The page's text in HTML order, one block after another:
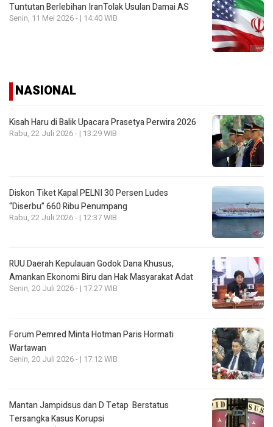
Tuntutan Berlebihan IranTolak Usulan Damai AS
Senin, 11 Mei 2026 - | 14:40 WIB
NASIONAL
Kisah Haru di Balik Upacara Prasetya Perwira 2026
Rabu, 22 Juli 2026 - | 13:29 WIB
Diskon Tiket Kapal PELNI 30 Persen Ludes
“Diserbu” 660 Ribu Penumpang
Rabu, 22 Juli 2026 - | 12:37 WIB
RUU Daerah Kepulauan Godok Dana Khusus,
Amankan Ekonomi Biru dan Hak Masyarakat Adat
Senin, 20 Juli 2026 - | 17:27 WIB
Forum Pemred Minta Hotman Paris Hormati
Wartawan
Senin, 20 Juli 2026 - | 17:12 WIB
Mantan Jampidsus dan D Tetap Berstatus
Tersangka Kasus Korupsi